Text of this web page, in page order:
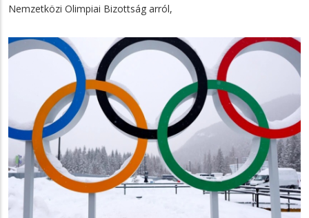
Nemzetközi Olimpiai Bizottság arról,